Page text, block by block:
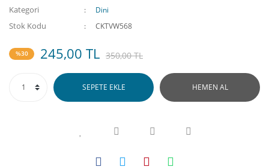
Kategori Dini
Stok Kodu CKTVW568
%30 245,00 TL 350,00 TL
SEPETE EKLE HEMEN AL